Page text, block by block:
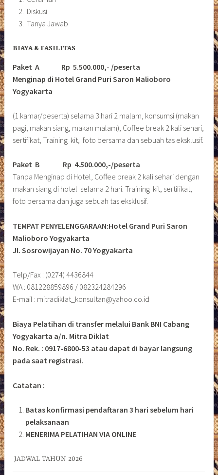
Diskusi
Tanya Jawab
BIAYA & FASILITAS
Paket A Rp 5.500.000,- /peserta
Menginap di Hotel Grand Puri Saron Malioboro
Yogyakarta
(1 kamar/peserta) selama 3 hari 2 malam, konsumsi (makan
pagi, makan siang, makan malam), Coffee break 2 kali sehari,
sertifikat, Training kit, foto bersama dan sebuah tas eksklusif.
Paket B
Rp 4.500.000,-/peserta
Tanpa Menginap di Hotel, Coffee break 2 kali sehari dengan
makan siang di hotel selama 2 hari. Training kit, sertifikat,
foto bersama dan juga sebuah tas eksklusif.
TEMPAT PENYELENGGARAAN:Hotel Grand Puri Saron
Malioboro Yogyakarta
Jl. Sosrowijayan No. 70 Yogyakarta
Telp/Fax : (0274) 4436844
WA : 081228859896 / 082324284296
E-mail : mitradiklat_konsultan@yahoo.co.id
Biaya Pelatihan di transfer melalui Bank BNI Cabang
Yogyakarta a/n. Mitra Diklat
No. Rek. : 0917-6800-53 atau dapat di bayar langsung
pada saat registrasi.
Catatan :
Batas konfirmasi pendaftaran 3 hari sebelum hari
pelaksanaan
MENERIMA PELATIHAN VIA ONLINE
JADWAL TAHUN 2026